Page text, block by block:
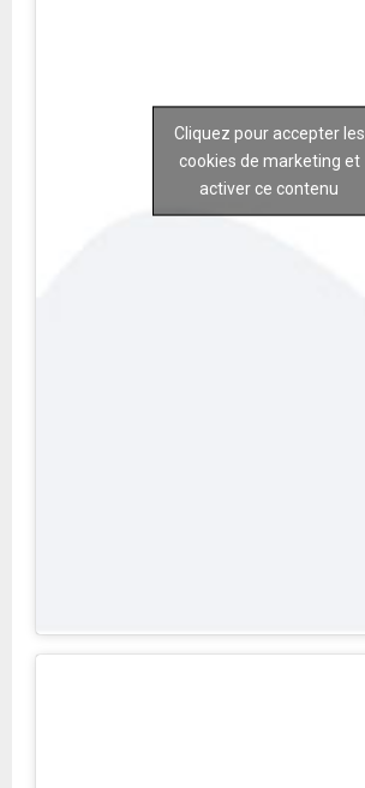
Cliquez pour accepter les
cookies de marketing et
activer ce contenu